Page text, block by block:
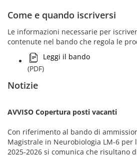
Come e quando iscriversi
Le informazioni necessarie per
contenute nel bando che regola le
Leggi il bando
(PDF)
Notizie
AVVISO Copertura posti vacanti
Con riferimento al bando di
Magistrale in Neurobiologia LM-6 per
2025-2026 si comunica che risultano